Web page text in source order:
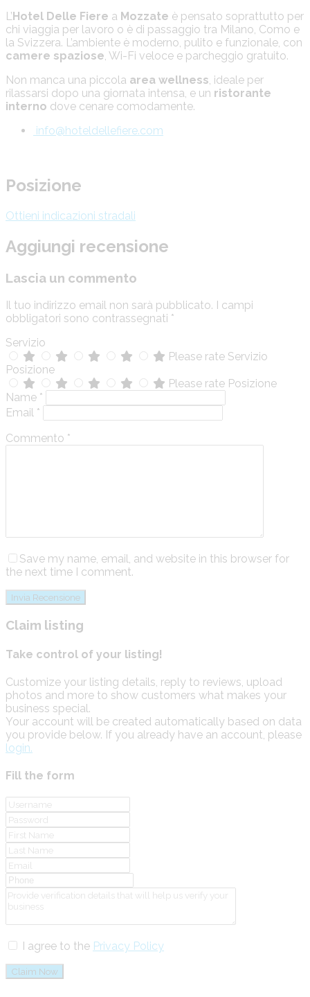
L’Hotel Delle Fiere a Mozzate è pensato soprattutto per
chi viaggia per lavoro o è di passaggio tra Milano, Como e
la Svizzera. L’ambiente è moderno, pulito e funzionale, con
camere spaziose, Wi-Fi veloce e parcheggio gratuito.
Non manca una piccola area wellness, ideale per
rilassarsi dopo una giornata intensa, e un ristorante
interno dove cenare comodamente.
info@hoteldellefiere.com
Posizione
Ottieni indicazioni stradali
Aggiungi recensione
Lascia un commento
Il tuo indirizzo email non sarà pubblicato. I campi
obbligatori sono contrassegnati *
Servizio
Please rate Servizio
Posizione
Please rate Posizione
Name *
Email *
Commento *
Save my name, email, and website in this browser for
the next time I comment.
Claim listing
Take control of your listing!
Customize your listing details, reply to reviews, upload
photos and more to show customers what makes your
business special.
Your account will be created automatically based on data
you provide below. If you already have an account, please
login.
Fill the form
I agree to the Privacy Policy
Claim Now